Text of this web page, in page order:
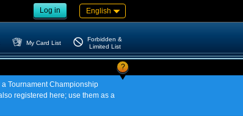
Log in English
My Card List
Forbidden &
Limited List
?
Tournament Championship
registered here; use them as a